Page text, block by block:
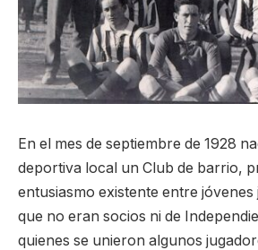
En el mes de septiembre de 1928
deportiva local un Club de barrio,
entusiasmo existente entre
que no eran socios ni de
quienes se unieron algunos